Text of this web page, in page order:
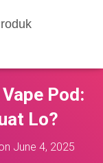
Pod:
Lo?
June 4, 2025